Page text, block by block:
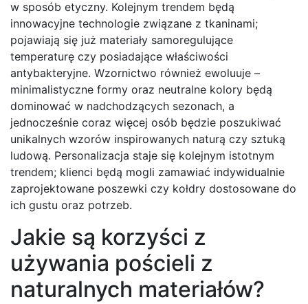
w sposób etyczny. Kolejnym trendem będą
innowacyjne technologie związane z tkaninami;
pojawiają się już materiały samoregulujące
temperaturę czy posiadające właściwości
antybakteryjne. Wzornictwo również ewoluuje –
minimalistyczne formy oraz neutralne kolory będą
dominować w nadchodzących sezonach, a
jednocześnie coraz więcej osób będzie poszukiwać
unikalnych wzorów inspirowanych naturą czy sztuką
ludową. Personalizacja staje się kolejnym istotnym
trendem; klienci będą mogli zamawiać indywidualnie
zaprojektowane poszewki czy kołdry dostosowane do
ich gustu oraz potrzeb.
Jakie są korzyści z
używania pościeli z
naturalnych materiałów?